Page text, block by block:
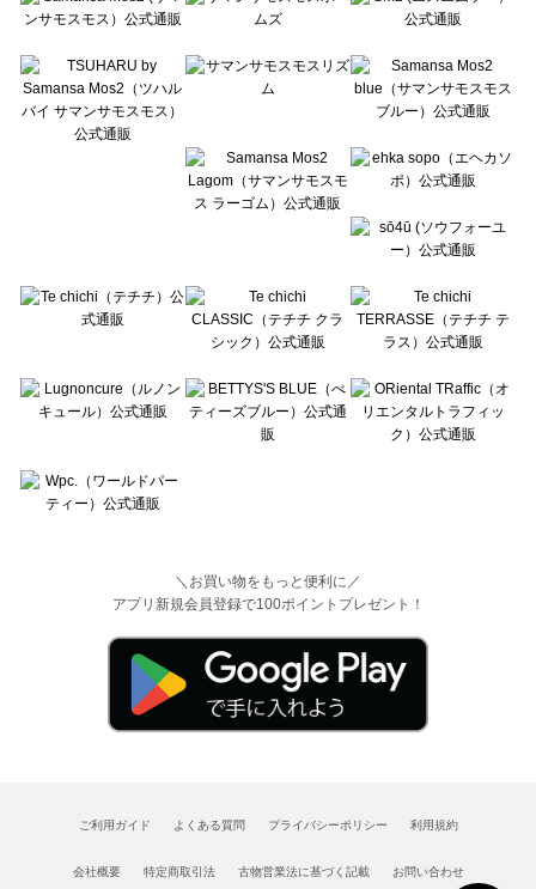
Te chichi CLASSIC（テチチ クラシック）のシューズ一覧
Lugnoncure（ルノンキュール）のシューズ一覧
BETTY'S BLUE（べティーズブルー）のシューズ一覧
Wpc.（ワールドパーティー）のシューズ一覧
＼お買い物をもっと便利に／
アプリ新規会員登録で100ポイントプレゼント！
ご利用ガイド よくある質問 プライバシーポリシー 利用規約
会社概要 特定商取引法 古物営業法に基づく記載 お問い合わせ